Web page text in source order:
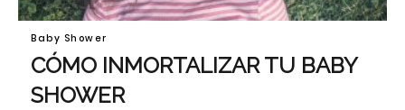
Baby Shower
CÓMO INMORTALIZAR TU BABY
SHOWER